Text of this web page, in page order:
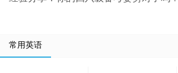
常用英语